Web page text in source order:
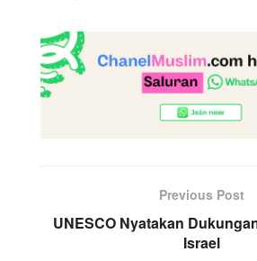
Previous Post
UNESCO Nyatakan
Israel